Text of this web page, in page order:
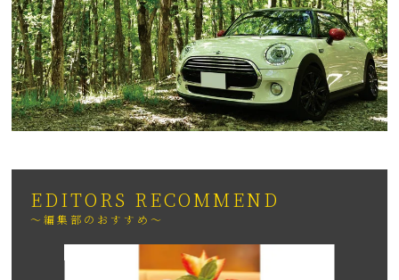
EDITORS RECOMMEND
～編集部のおすすめ～